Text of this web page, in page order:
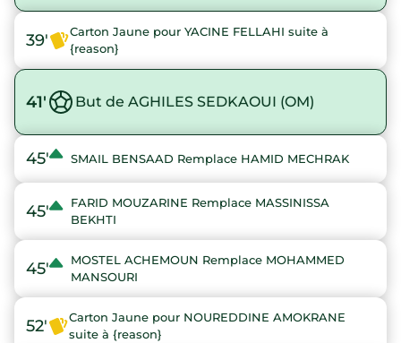
39'
Carton Jaune pour YACINE FELLAHI suite à
{reason}
41' But de AGHILES SEDKAOUI (OM)
45' SMAIL BENSAAD Remplace HAMID MECHRAK
45'
FARID MOUZARINE Remplace MASSINISSA
BEKHTI
45'
MOSTEL ACHEMOUN Remplace MOHAMMED
MANSOURI
52'
Carton Jaune pour NOUREDDINE AMOKRANE
suite à {reason}